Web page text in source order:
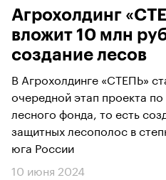
Агрохолдинг
вложит 10 млн
создание лесов
В Агрохолдинге «СТЕПЬ»
очередной этап проекта
лесного фонда, то есть
защитных лесополос в
юга России
10 июня 2024